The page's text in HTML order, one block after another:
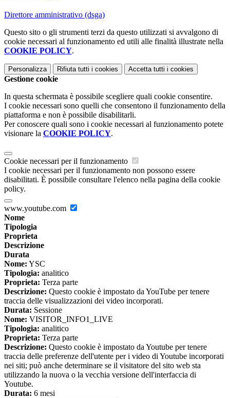
Direttore amministrativo (dsga)
Questo sito o gli strumenti terzi da questo utilizzati si avvalgono di
cookie necessari al funzionamento ed utili alle finalità illustrate nella
COOKIE POLICY.
Personalizza Rifiuta tutti i cookies Accetta tutti i cookies
Gestione cookie
In questa schermata è possibile scegliere quali cookie consentire.
I cookie necessari sono quelli che consentono il funzionamento della
piattaforma e non è possibile disabilitarli.
Per conoscere quali sono i cookie necessari al funzionamento potete
visionare la COOKIE POLICY.
Cookie necessari per il funzionamento
I cookie necessari per il funzionamento non possono essere
disabilitati. È possibile consultare l'elenco nella pagina della cookie
policy.
www.youtube.com
Nome
Tipologia
Proprieta
Descrizione
Durata
Nome: YSC
Tipologia: analitico
Proprieta: Terza parte
Descrizione: Questo cookie è impostato da YouTube per tenere
traccia delle visualizzazioni dei video incorporati.
Durata: Sessione
Nome: VISITOR_INFO1_LIVE
Tipologia: analitico
Proprieta: Terza parte
Descrizione: Questo cookie è impostato da Youtube per tenere
traccia delle preferenze dell'utente per i video di Youtube incorporati
nei siti; può anche determinare se il visitatore del sito web sta
utilizzando la nuova o la vecchia versione dell'interfaccia di
Youtube.
Durata: 6 mesi